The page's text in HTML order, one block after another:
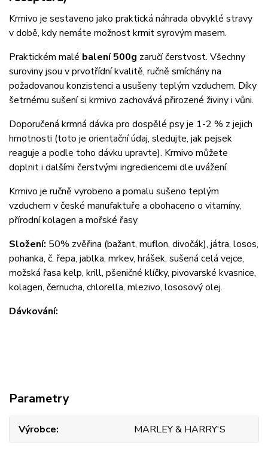
Krmivo je sestaveno jako praktická náhrada obvyklé stravy
v době, kdy nemáte možnost krmit syrovým masem.
Praktickém malé balení 500g zaručí čerstvost. Všechny
suroviny jsou v prvotřídní kvalitě, ručně smíchány na
požadovanou konzistenci a usušeny teplým vzduchem. Díky
šetrnému sušení si krmivo zachovává přirozené živiny i vůni.
Doporučená krmná dávka pro dospělé psy je 1-2 % z jejich
hmotnosti (toto je orientační údaj, sledujte, jak pejsek
reaguje a podle toho dávku upravte). Krmivo můžete
doplnit i dalšími čerstvými ingrediencemi dle uvážení.
Krmivo je ručně vyrobeno a pomalu sušeno teplým
vzduchem v české manufaktuře a obohaceno o vitamíny,
přírodní kolagen a mořské řasy
Složení: 50% zvěřina (bažant, muflon, divočák), játra, losos,
pohanka, č. řepa, jablka, mrkev, hrášek, sušená celá vejce,
možská řasa kelp, krill, pšeničné klíčky, pivovarské kvasnice,
kolagen, černucha, chlorella, mlezivo, lososový olej.
Dávkování:
Parametry
Výrobce MARLEY & HARRY'S